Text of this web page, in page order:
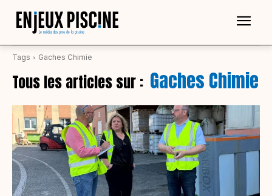
Tags Gaches Chimie
Tous les articles sur : Gaches Chimie